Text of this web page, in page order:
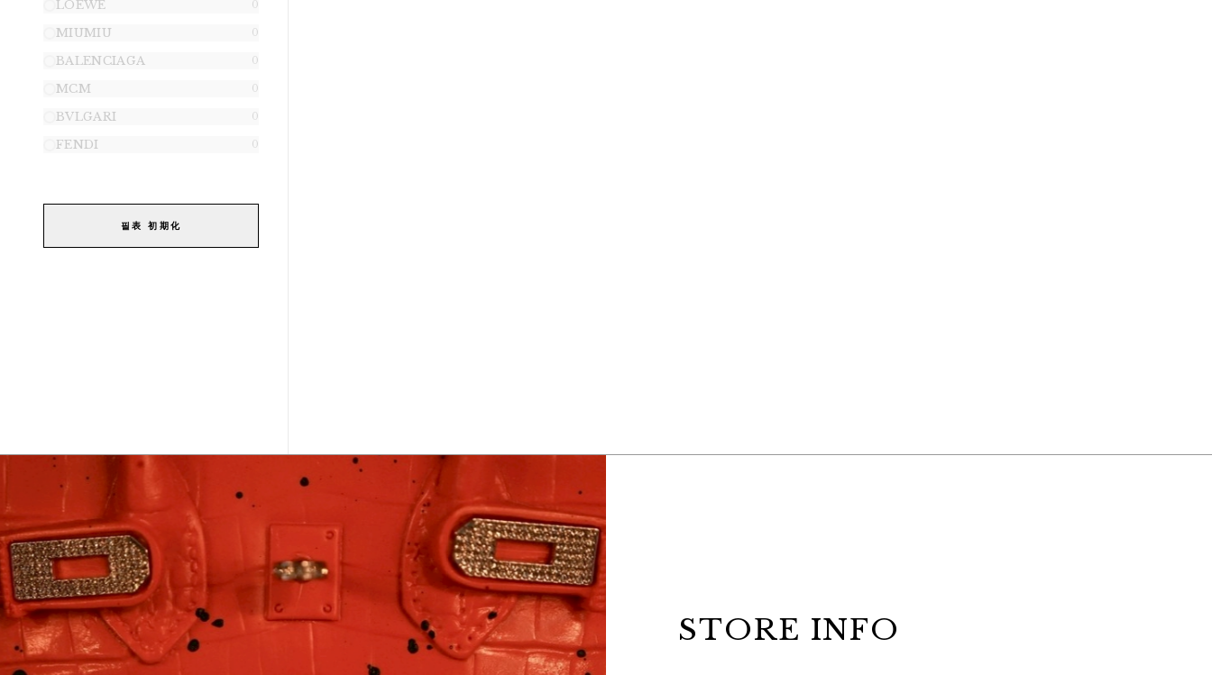
LOEWE 0
MIUMIU 0
BALENCIAGA 0
MCM 0
BVLGARI 0
FENDI 0
필表 初期化
STORE INFO